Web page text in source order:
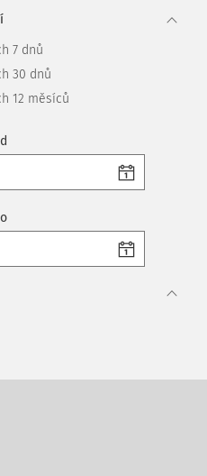
7 dnů
30 dnů
12 měsíců